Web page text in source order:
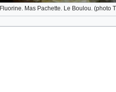
Fluorine. Mas Pachette. Le Boulou. (photo